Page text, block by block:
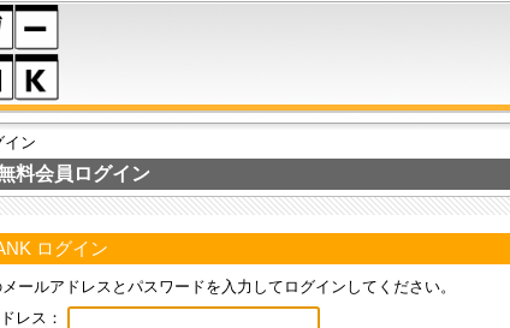
イン
料会員ログイン
ログイン
ールアドレスとパスワードを入力してログインしてください。
レス：